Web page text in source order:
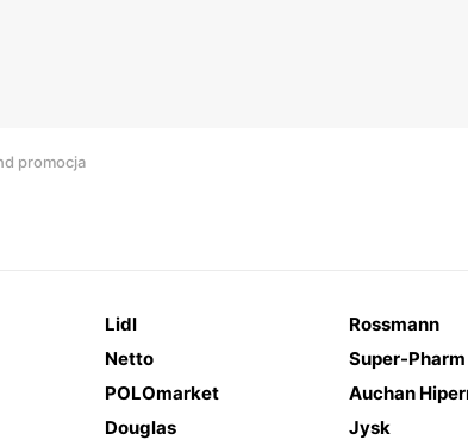
promocja
Lidl Rossmann
Netto Super-Pharm
POLOmarket Auchan
Douglas Jysk